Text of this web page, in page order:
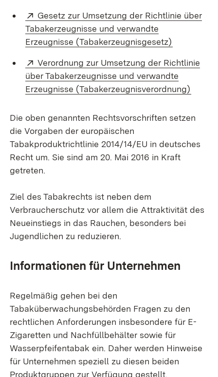
Extern:
Gesetz zur Umsetzung der Richtlinie über
Tabakerzeugnisse und verwandte
Erzeugnisse (Tabakerzeugnisgesetz)
Extern:
Verordnung zur Umsetzung der Richtlinie
über Tabakerzeugnisse und verwandte
Erzeugnisse (Tabakerzeugnisverordnung)
Die oben genannten Rechtsvorschriften setzen
die Vorgaben der europäischen
Tabakproduktrichtlinie 2014/14/EU in deutsches
Recht um. Sie sind am 20. Mai 2016 in Kraft
getreten.
Ziel des Tabakrechts ist neben dem
Verbraucherschutz vor allem die Attraktivität des
Neueinstiegs in das Rauchen, besonders bei
Jugendlichen zu reduzieren.
Informationen für Unternehmen
Regelmäßig gehen bei den
Tabaküberwachungsbehörden Fragen zu den
rechtlichen Anforderungen insbesondere für E-
Zigaretten und Nachfüllbehälter sowie für
Wasserpfeifentabak ein. Daher werden Hinweise
für Unternehmen speziell zu diesen beiden
Produktgruppen zur Verfügung gestellt.